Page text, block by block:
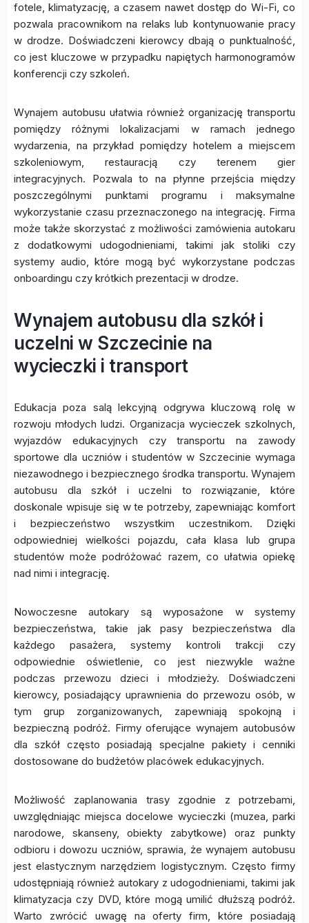
fotele, klimatyzację, a czasem nawet dostęp do Wi-Fi, co
pozwala pracownikom na relaks lub kontynuowanie pracy
w drodze. Doświadczeni kierowcy dbają o punktualność,
co jest kluczowe w przypadku napiętych harmonogramów
konferencji czy szkoleń.
Wynajem autobusu ułatwia również organizację transportu
pomiędzy różnymi lokalizacjami w ramach jednego
wydarzenia, na przykład pomiędzy hotelem a miejscem
szkoleniowym, restauracją czy terenem gier
integracyjnych. Pozwala to na płynne przejścia między
poszczególnymi punktami programu i maksymalne
wykorzystanie czasu przeznaczonego na integrację. Firma
może także skorzystać z możliwości zamówienia autokaru
z dodatkowymi udogodnieniami, takimi jak stoliki czy
systemy audio, które mogą być wykorzystane podczas
onboardingu czy krótkich prezentacji w drodze.
Wynajem autobusu dla szkół i
uczelni w Szczecinie na
wycieczki i transport
Edukacja poza salą lekcyjną odgrywa kluczową rolę w
rozwoju młodych ludzi. Organizacja wycieczek szkolnych,
wyjazdów edukacyjnych czy transportu na zawody
sportowe dla uczniów i studentów w Szczecinie wymaga
niezawodnego i bezpiecznego środka transportu. Wynajem
autobusu dla szkół i uczelni to rozwiązanie, które
doskonale wpisuje się w te potrzeby, zapewniając komfort
i bezpieczeństwo wszystkim uczestnikom. Dzięki
odpowiedniej wielkości pojazdu, cała klasa lub grupa
studentów może podróżować razem, co ułatwia opiekę
nad nimi i integrację.
Nowoczesne autokary są wyposażone w systemy
bezpieczeństwa, takie jak pasy bezpieczeństwa dla
każdego pasażera, systemy kontroli trakcji czy
odpowiednie oświetlenie, co jest niezwykle ważne
podczas przewozu dzieci i młodzieży. Doświadczeni
kierowcy, posiadający uprawnienia do przewozu osób, w
tym grup zorganizowanych, zapewniają spokojną i
bezpieczną podróż. Firmy oferujące wynajem autobusów
dla szkół często posiadają specjalne pakiety i cenniki
dostosowane do budżetów placówek edukacyjnych.
Możliwość zaplanowania trasy zgodnie z potrzebami,
uwzględniając miejsca docelowe wycieczki (muzea, parki
narodowe, skanseny, obiekty zabytkowe) oraz punkty
odbioru i dowozu uczniów, sprawia, że wynajem autobusu
jest elastycznym narzędziem logistycznym. Często firmy
udostępniają również autokary z udogodnieniami, takimi jak
klimatyzacja czy DVD, które mogą umilić dłuższą podróż.
Warto zwrócić uwagę na oferty firm, które posiadają